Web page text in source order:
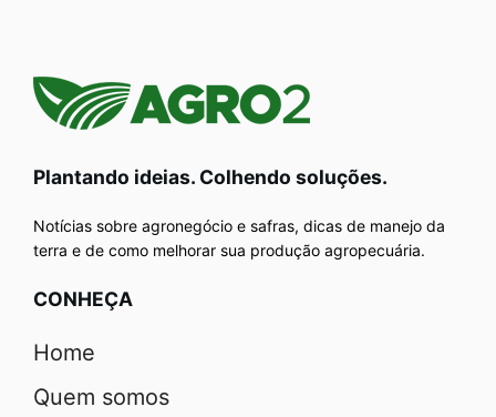
Plantando ideias. Colhendo soluções.
Notícias sobre agronegócio e safras, dicas de manejo da
terra e de como melhorar sua produção agropecuária.
CONHEÇA
Home
Quem somos